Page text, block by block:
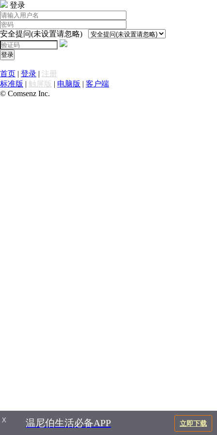
登录
安全提问(未设置请忽略)
登录
首页 | 登录 | 注册
标准版 | 触屏版 | 电脑版 | 客户端
© Comsenz Inc.
X 温尼伯生活必备APP 立即下载